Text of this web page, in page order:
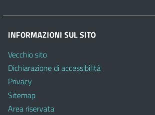
INFORMAZIONI SUL SITO
Vecchio sito
Dichiarazione di accessibilità
Privacy
Sitemap
Area riservata